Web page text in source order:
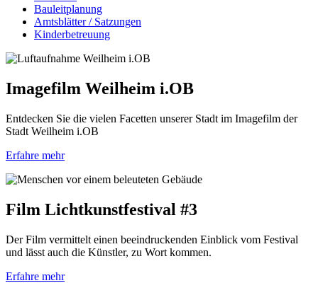
Bauleitplanung
Amtsblätter / Satzungen
Kinderbetreuung
Imagefilm Weilheim i.OB
Entdecken Sie die vielen Facetten unserer Stadt im Imagefilm der
Stadt Weilheim i.OB
Erfahre mehr
Film Lichtkunstfestival #3
Der Film vermittelt einen beeindruckenden Einblick vom Festival
und lässt auch die Künstler, zu Wort kommen.
Erfahre mehr